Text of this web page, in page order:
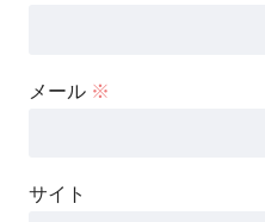
メール ※
サイト